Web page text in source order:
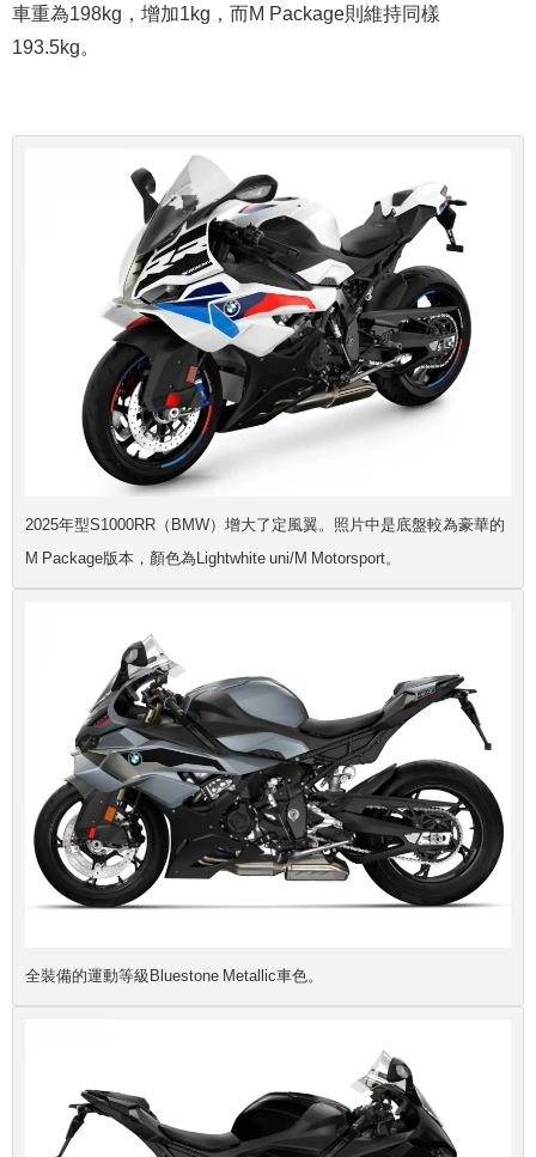
車重為198kg，增加1kg，而M Package則維持同樣
193.5kg。
2025年型S1000RR（BMW）增大了定風翼。照片中是底盤較為豪華的
M Package版本，顏色為Lightwhite uni/M Motorsport。
全裝備的運動等級Bluestone Metallic車色。